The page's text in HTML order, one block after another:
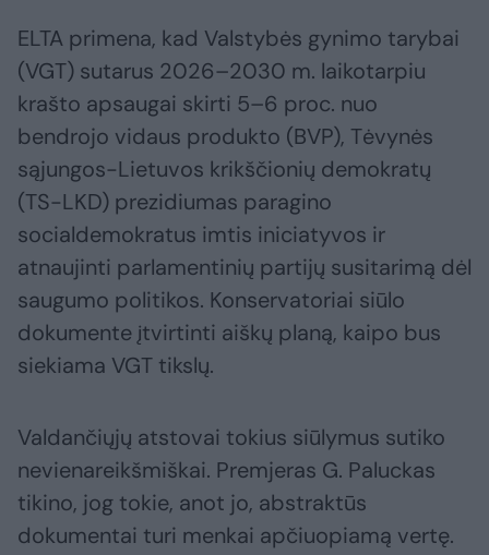
ELTA primena, kad Valstybės gynimo tarybai
(VGT) sutarus 2026–2030 m. laikotarpiu
krašto apsaugai skirti 5–6 proc. nuo
bendrojo vidaus produkto (BVP), Tėvynės
sąjungos-Lietuvos krikščionių demokratų
(TS-LKD) prezidiumas paragino
socialdemokratus imtis iniciatyvos ir
atnaujinti parlamentinių partijų susitarimą dėl
saugumo politikos. Konservatoriai siūlo
dokumente įtvirtinti aiškų planą, kaipo bus
siekiama VGT tikslų.
Valdančiųjų atstovai tokius siūlymus sutiko
nevienareikšmiškai. Premjeras G. Paluckas
tikino, jog tokie, anot jo, abstraktūs
dokumentai turi menkai apčiuopiamą vertę.